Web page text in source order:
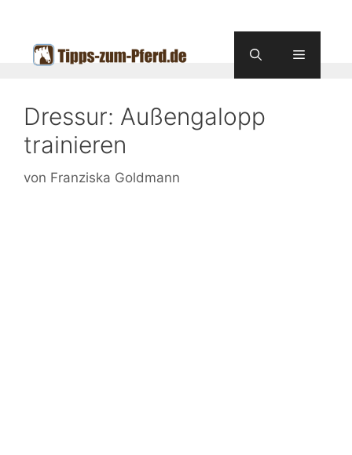
springen
Menü
Dressur: Außengalopp
trainieren
von Franziska Goldmann